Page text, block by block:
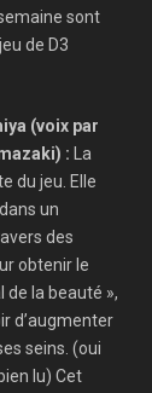
sont
de D3
(voix par
: La
du jeu. Elle
un
des
obtenir le
de la beauté »,
d’augmenter
seins. (oui
lu) Cet